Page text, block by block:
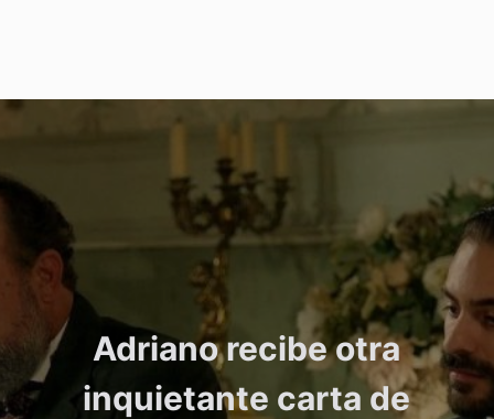
Adriano recibe otra
inquietante carta de